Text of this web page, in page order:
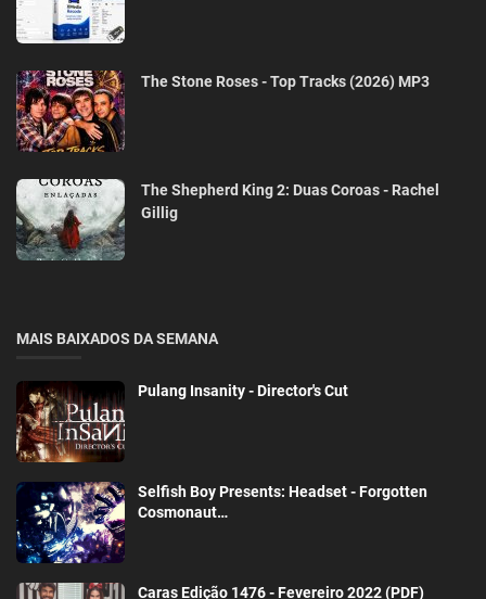
The Stone Roses - Top Tracks (2026) MP3
The Shepherd King 2: Duas Coroas - Rachel
Gillig
MAIS BAIXADOS DA SEMANA
Pulang Insanity - Director's Cut
Selfish Boy Presents: Headset - Forgotten
Cosmonaut…
Caras Edição 1476 - Fevereiro 2022 (PDF)